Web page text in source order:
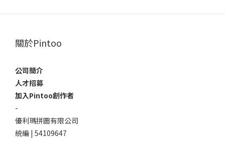
關於Pintoo
公司簡介
人才招募
加入Pintoo創作者
-
優利瑪拼圖有限公司
統編 | 54109647